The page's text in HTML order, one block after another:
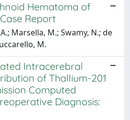
Hematoma of
Report
Marsella, M.; Swamy, N.; de
M.
Intracerebral
of Thallium-201
Computed
Diagnosis: